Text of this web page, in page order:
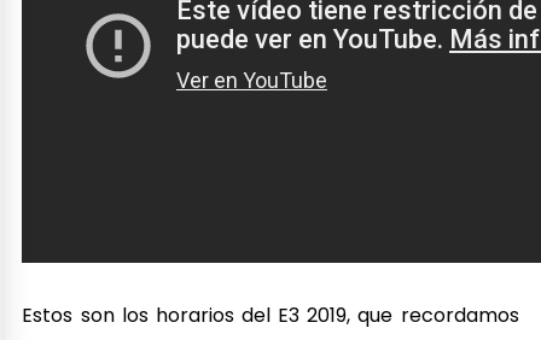
Estos son los horarios del E3 2019, que recordamos